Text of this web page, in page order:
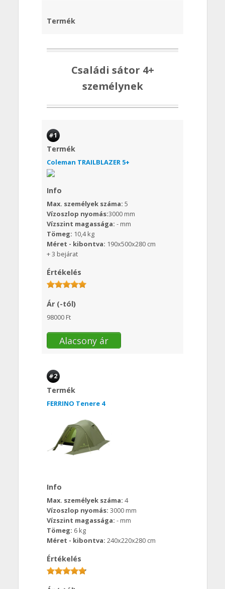
Termék
Családi sátor 4+
személynek
#1
Termék
Coleman TRAILBLAZER 5+
Info
Max. személyek száma: 5
Vízoszlop nyomás:3000 mm
Vízszint magassága: - mm
Tömeg: 10,4 kg
Méret - kibontva: 190x500x280 cm
+ 3 bejárat
Értékelés
Ár (-tól)
98000 Ft
Alacsony ár
#2
Termék
FERRINO Tenere 4
Info
Max. személyek száma: 4
Vízoszlop nyomás: 3000 mm
Vízszint magassága: - mm
Tömeg: 6 kg
Méret - kibontva: 240x220x280 cm
Értékelés